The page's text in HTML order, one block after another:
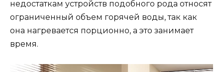
недостаткам устройств подобного рода относят
ограниченный объем горячей воды, так как
она нагревается порционно, а это занимает
время.